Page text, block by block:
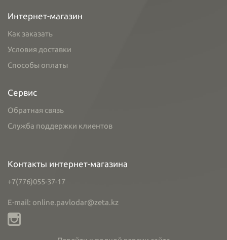
Интернет-магазин
Как заказать
Условия доставки
Способы оплаты
Сервис
Обратная связь
Служба поддержки клиентов
Контакты интернет-магазина
+7(776)055-37-17
E-mail: online.pavlodar@zeta.kz